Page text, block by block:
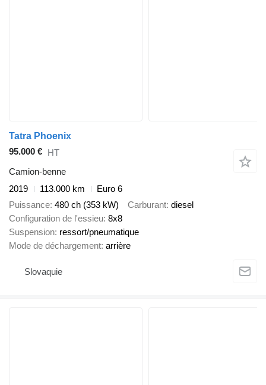
Tatra Phoenix
95.000 € HT
Camion-benne
2019
113.000 km
Euro 6
Puissance 480 ch (353 kW) Carburant diesel
Configuration de l'essieu 8x8
Suspension ressort/pneumatique
Mode de déchargement arrière
Slovaquie